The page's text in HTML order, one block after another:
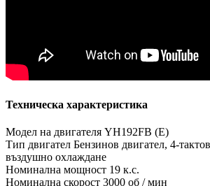
Техническа характеристика
Модел на двигателя YH192FB (E)
Тип двигател Бензинов двигател, 4-
въздушно охлаждане
Номинална мощност 19 к.с.
Номинална скорост 3000 об / мин